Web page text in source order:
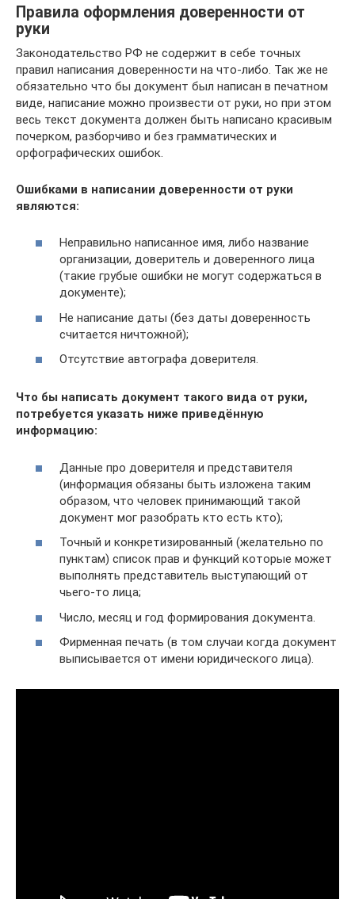
Правила оформления доверенности от
руки
Законодательство РФ не содержит в себе точных
правил написания доверенности на что-либо. Так же не
обязательно что бы документ был написан в печатном
виде, написание можно произвести от руки, но при этом
весь текст документа должен быть написано красивым
почерком, разборчиво и без грамматических и
орфографических ошибок.
Ошибками в написании доверенности от руки
являются:
Неправильно написанное имя, либо название
организации, доверитель и доверенного лица
(такие грубые ошибки не могут содержаться в
документе);
Не написание даты (без даты доверенность
считается ничтожной);
Отсутствие автографа доверителя.
Что бы написать документ такого вида от руки,
потребуется указать ниже приведённую
информацию:
Данные про доверителя и представителя
(информация обязаны быть изложена таким
образом, что человек принимающий такой
документ мог разобрать кто есть кто);
Точный и конкретизированный (желательно по
пунктам) список прав и функций которые может
выполнять представитель выступающий от
чьего-то лица;
Число, месяц и год формирования документа.
Фирменная печать (в том случаи когда документ
выписывается от имени юридического лица).